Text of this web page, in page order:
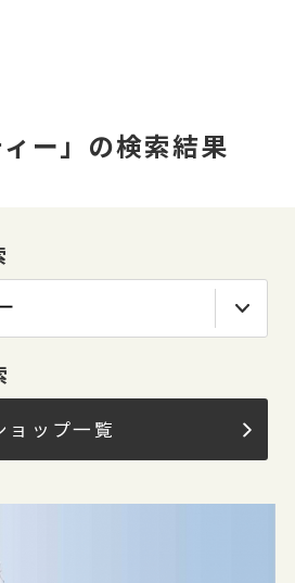
ィー」の検索結果
ョップ一覧